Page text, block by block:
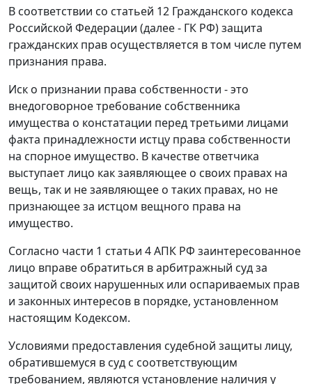
В соответствии со статьей 12 Гражданского кодекса
Российской Федерации (далее - ГК РФ) защита
гражданских прав осуществляется в том числе путем
признания права.
Иск о признании права собственности - это
внедоговорное требование собственника
имущества о констатации перед третьими лицами
факта принадлежности истцу права собственности
на спорное имущество. В качестве ответчика
выступает лицо как заявляющее о своих правах на
вещь, так и не заявляющее о таких правах, но не
признающее за истцом вещного права на
имущество.
Согласно части 1 статьи 4АПК РФ заинтересованное
лицо вправе обратиться в арбитражный суд за
защитой своих нарушенных или оспариваемых прав
и законных интересов в порядке, установленном
настоящим Кодексом.
Условиями предоставления судебной защиты лицу,
обратившемуся в суд с соответствующим
требованием, являются установление наличия у